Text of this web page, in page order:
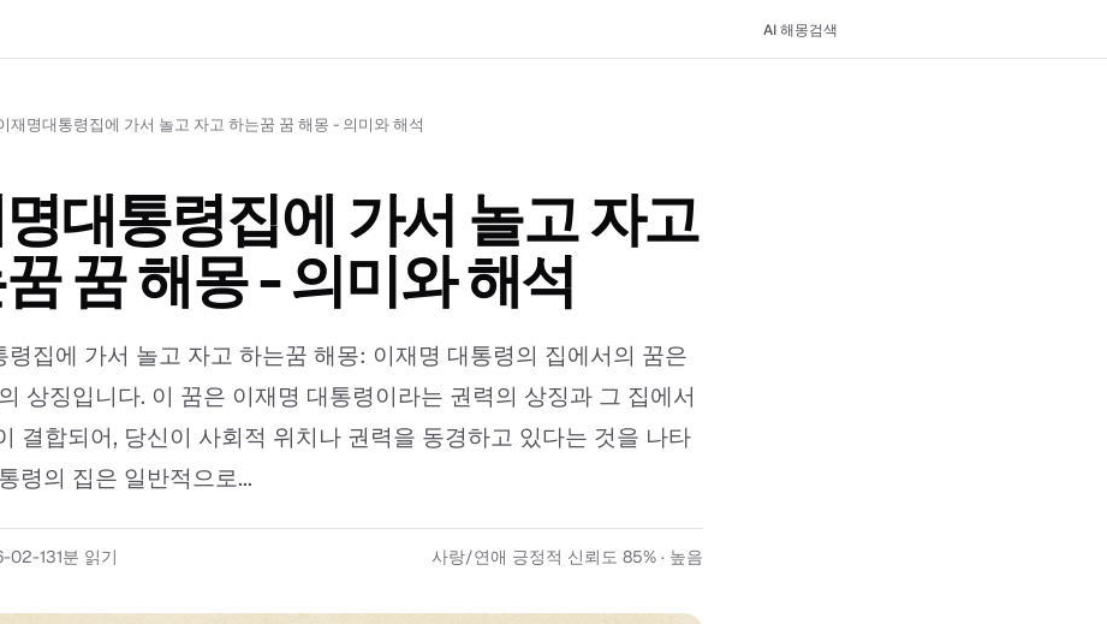
AI 해몽검색
재명대통령집에 가서 놀고 자고 하는꿈 꿈 해몽 - 의미와 해석
대통령집에 가서 놀고 자고
꿈 해몽 - 의미와 해석
령집에 가서 놀고 자고 하는꿈 해몽: 이재명 대통령의 집에서의 꿈은
상징입니다. 이 꿈은 이재명 대통령이라는 권력의 상징과 그 집에서
결합되어, 당신이 사회적 위치나 권력을 동경하고 있다는 것을 나타
령의 집은 일반적으로...
02-131분 읽기 사랑/연애 긍정적 신뢰도 85% · 높음